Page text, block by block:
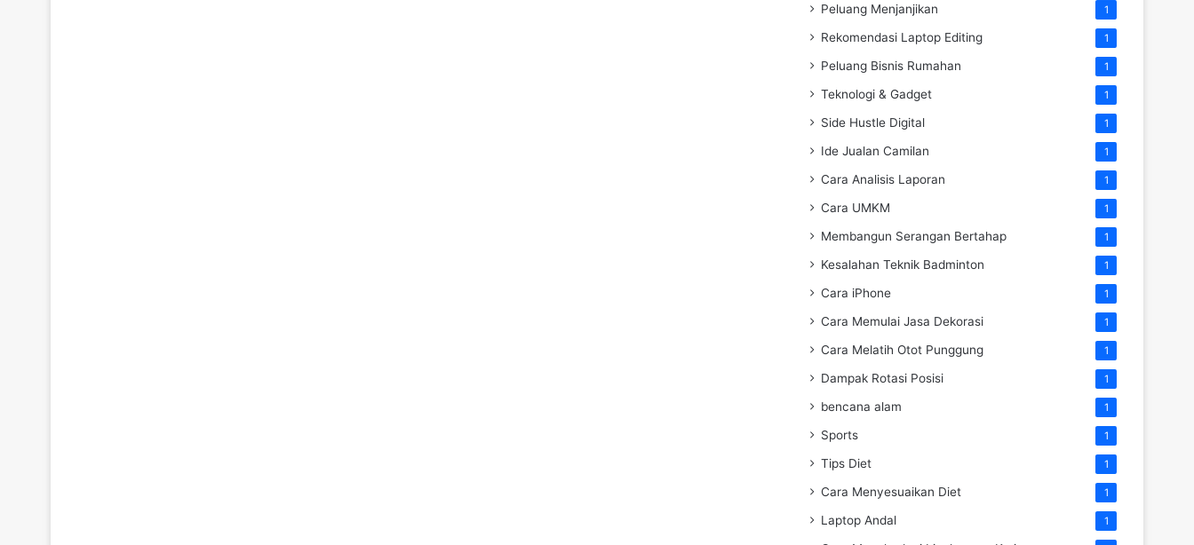
Peluang Menjanjikan 1
Rekomendasi Laptop Editing 1
Peluang Bisnis Rumahan 1
Teknologi & Gadget 1
Side Hustle Digital 1
Ide Jualan Camilan 1
Cara Analisis Laporan 1
Cara UMKM 1
Membangun Serangan Bertahap 1
Kesalahan Teknik Badminton 1
Cara iPhone 1
Cara Memulai Jasa Dekorasi 1
Cara Melatih Otot Punggung 1
Dampak Rotasi Posisi 1
bencana alam 1
Sports 1
Tips Diet 1
Cara Menyesuaikan Diet 1
Laptop Andal 1